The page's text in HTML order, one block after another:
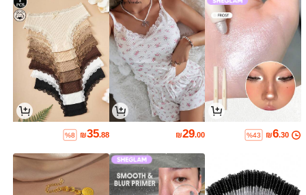
₪6.30
%43
₪29.00
₪35.88
%8